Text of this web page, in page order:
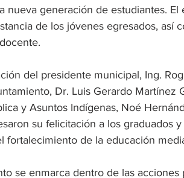
nueva generación de estudiantes.
de los jóvenes egresados, así
del presidente municipal, Ing.
Dr. Luis Gerardo Martínez
y Asuntos Indígenas, Noé
su felicitación a los graduados
fortalecimiento de la educación
se enmarca dentro de las